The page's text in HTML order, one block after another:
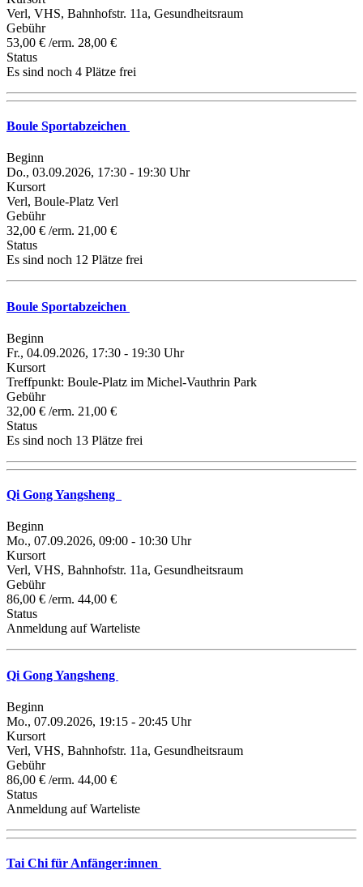
Verl, VHS, Bahnhofstr. 11a, Gesundheitsraum
Gebühr
53,00 € /erm. 28,00 €
Status
Es sind noch 4 Plätze frei
Boule Sportabzeichen
Beginn
Do., 03.09.2026, 17:30 - 19:30 Uhr
Kursort
Verl, Boule-Platz Verl
Gebühr
32,00 € /erm. 21,00 €
Status
Es sind noch 12 Plätze frei
Boule Sportabzeichen
Beginn
Fr., 04.09.2026, 17:30 - 19:30 Uhr
Kursort
Treffpunkt: Boule-Platz im Michel-Vauthrin Park
Gebühr
32,00 € /erm. 21,00 €
Status
Es sind noch 13 Plätze frei
Qi Gong Yangsheng
Beginn
Mo., 07.09.2026, 09:00 - 10:30 Uhr
Kursort
Verl, VHS, Bahnhofstr. 11a, Gesundheitsraum
Gebühr
86,00 € /erm. 44,00 €
Status
Anmeldung auf Warteliste
Qi Gong Yangsheng
Beginn
Mo., 07.09.2026, 19:15 - 20:45 Uhr
Kursort
Verl, VHS, Bahnhofstr. 11a, Gesundheitsraum
Gebühr
86,00 € /erm. 44,00 €
Status
Anmeldung auf Warteliste
Tai Chi für Anfänger:innen